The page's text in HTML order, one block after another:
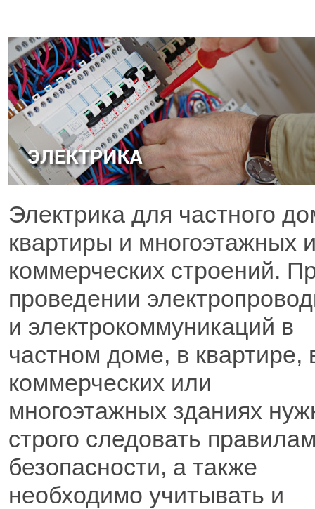
Электрика для частного
квартиры и многоэтажных
коммерческих строений.
проведении
и электрокоммуникаций в
частном доме, в квартире,
коммерческих или
многоэтажных зданиях
строго следовать
безопасности, а также
необходимо учитывать и